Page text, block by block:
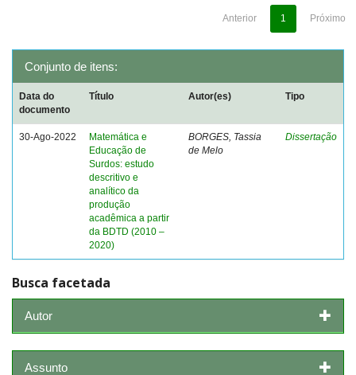
Anterior 1 Próximo
Conjunto de itens:
Data do
documento
Título Autor(es) Tipo
30-Ago-2022
Matemática e
Educação de
Surdos: estudo
descritivo e
analítico da
produção
acadêmica a partir
da BDTD (2010 –
2020)
BORGES, Tassia
de Melo
Dissertação
Busca facetada
Autor
Assunto